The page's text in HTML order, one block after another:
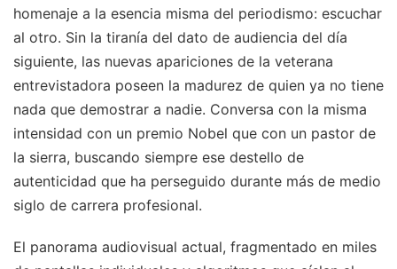
homenaje a la esencia misma del periodismo: escuchar
al otro. Sin la tiranía del dato de audiencia del día
siguiente, las nuevas apariciones de la veterana
entrevistadora poseen la madurez de quien ya no tiene
nada que demostrar a nadie. Conversa con la misma
intensidad con un premio Nobel que con un pastor de
la sierra, buscando siempre ese destello de
autenticidad que ha perseguido durante más de medio
siglo de carrera profesional.
El panorama audiovisual actual, fragmentado en miles